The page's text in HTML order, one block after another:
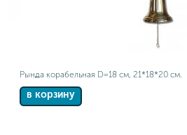
Рында корабельная D=18 см, 21*18*20 см.
в корзину